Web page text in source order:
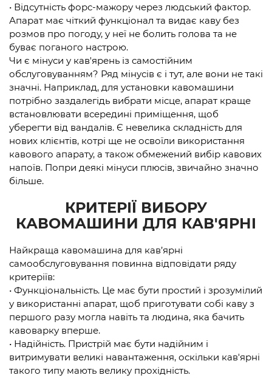
• Відсутність форс-мажору через людський фактор.
Апарат має чіткий функціонал та видає каву без
розмов про погоду, у неї не болить голова та не
буває поганого настрою.
Чи є мінуси у кав'ярень із самостійним
обслуговуванням? Ряд мінусів є і тут, але вони не такі
значні. Наприклад, для установки кавомашини
потрібно заздалегідь вибрати місце, апарат краще
встановлювати всередині приміщення, щоб
уберегти від вандалів. Є невелика складність для
нових клієнтів, котрі ще не освоїли використання
кавового апарату, а також обмежений вибір кавових
напоїв. Попри деякі мінуси плюсів, звичайно значно
більше.
КРИТЕРІЇ ВИБОРУ
КАВОМАШИНИ ДЛЯ КАВ'ЯРНІ
Найкраща кавомашина для кав’ярні
самообслуговування повинна відповідати ряду
критеріїв:
• Функціональність. Це має бути простий і зрозумілий
у використанні апарат, щоб приготувати собі каву з
першого разу могла навіть та людина, яка бачить
кавоварку вперше.
• Надійність. Пристрій має бути надійним і
витримувати великі навантаження, оскільки кав'ярні
такого типу мають велику прохідність.